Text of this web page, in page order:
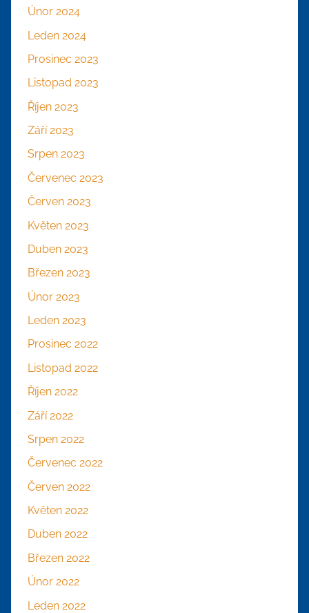
Únor 2024
Leden 2024
Prosinec 2023
Listopad 2023
Říjen 2023
Září 2023
Srpen 2023
Červenec 2023
Červen 2023
Květen 2023
Duben 2023
Březen 2023
Únor 2023
Leden 2023
Prosinec 2022
Listopad 2022
Říjen 2022
Září 2022
Srpen 2022
Červenec 2022
Červen 2022
Květen 2022
Duben 2022
Březen 2022
Únor 2022
Leden 2022